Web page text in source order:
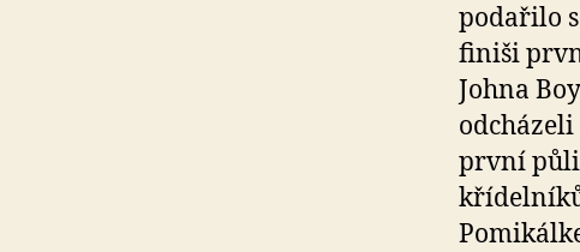
podařilo
finiši
Johna
odcházeli
první půli